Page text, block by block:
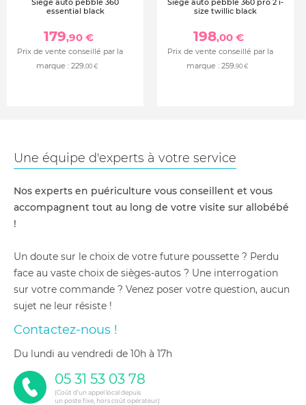
Siège auto pebble 360
essential black
179,90 €
Prix de vente conseillé par la
marque : 229,00 €
Siège auto pebble 360 pro 2 i-
size twillic black
198,00 €
Prix de vente conseillé par la
marque : 259,90 €
Une équipe d'experts à votre service
Nos experts en puériculture vous conseillent et vous
accompagnent tout au long de votre visite sur allobébé
!
Un doute sur le choix de votre future poussette ? Perdu
face au vaste choix de sièges-autos ? Une interrogation
sur votre commande ? Venez poser votre question, aucun
sujet ne leur résiste !
Contactez-nous !
du lundi au vendredi de 10h à 17h
05 31 53 03 78
(Coût d'un appel local depuis
un poste fixe, hors coût opérateur)